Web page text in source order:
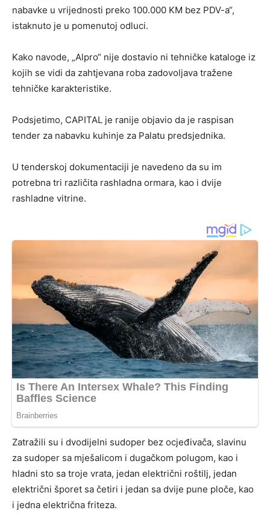
nabavke u vrijednosti preko 100.000 KM bez PDV-a“,
istaknuto je u pomenutoj odluci.
Kako navode, „Alpro“ nije dostavio ni tehničke kataloge iz
kojih se vidi da zahtjevana roba zadovoljava tražene
tehničke karakteristike.
Podsjetimo, CAPITAL je ranije objavio da je raspisan
tender za nabavku kuhinje za Palatu predsjednika.
U tenderskoj dokumentaciji je navedeno da su im
potrebna tri različita rashladna ormara, kao i dvije
rashladne vitrine.
Zatražili su i dvodijelni sudoper bez ocjeđivača, slavinu
za sudoper sa mješalicom i dugačkom polugom, kao i
hladni sto sa troje vrata, jedan električni roštilj, jedan
električni šporet sa četiri i jedan sa dvije pune ploče, kao
i jedna električna friteza.